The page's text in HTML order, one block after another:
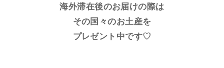
海外滞在後のお届けの際は
その国々のお土産を
プレゼント中です♡